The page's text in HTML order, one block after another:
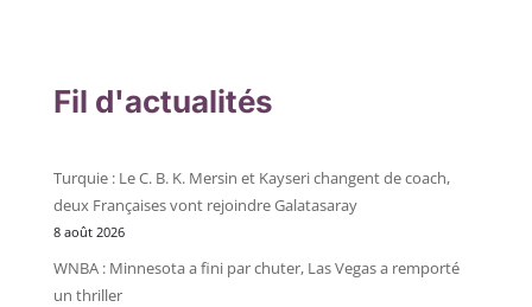
Fil d'actualités
Turquie : Le C. B. K. Mersin et Kayseri changent de coach,
deux Françaises vont rejoindre Galatasaray
8 août 2026
WNBA : Minnesota a fini par chuter, Las Vegas a remporté
un thriller